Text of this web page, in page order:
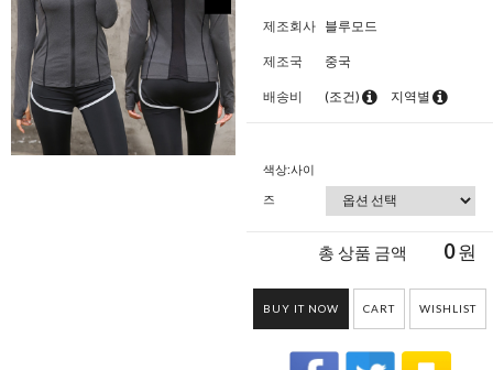
제조회사 블루모드
제조국 중국
배송비 (조건) 지역별
색상:사이
즈
총 상품 금액 0원
BUY IT NOW CART WISHLIST